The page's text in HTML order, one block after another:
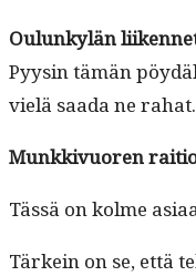
Oulunkylän
Pyysin tämän
vielä saa­da ne rahat.
Munkkivuoren
Tässä on kolme
Tärkein on se, että